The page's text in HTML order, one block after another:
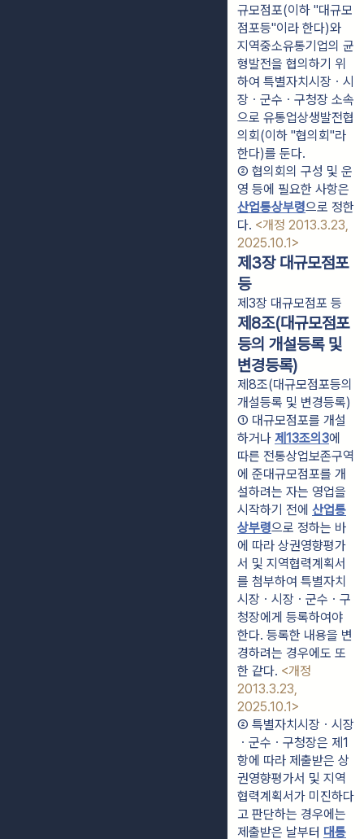
규모점포(이하 "대규모
점포등"이라 한다)와
지역중소유통기업의 균
형발전을 협의하기 위
하여 특별자치시장ㆍ시
장ㆍ군수ㆍ구청장 소속
으로 유통업상생발전협
의회(이하 "협의회"라
한다)를 둔다.
② 협의회의 구성 및 운
산업통상부령으로 정한
다. <개정 2013.3.23,
2025.10.1>
제3장 대규모점포
등
제3장 대규모점포 등
제8조(대규모점포
등의 개설등록 및
변경등록)
제8조(대규모점포등의
개설등록 및 변경등록)
① 대규모점포를 개설
하거나 제13조의3에
따른 전통상업보존구역
에 준대규모점포를 개
설하려는 자는 영업을
시작하기 전에 산업통
상부령으로 정하는 바
에 따라 상권영향평가
서 및 지역협력계획서
를 첨부하여 특별자치
시장ㆍ시장ㆍ군수ㆍ구
청장에게 등록하여야
한다. 등록한 내용을 변
경하려는 경우에도 또
한 같다. <개정
2013.3.23,
2025.10.1>
② 특별자치시장ㆍ시장
ㆍ군수ㆍ구청장은 제1
항에 따라 제출받은 상
권영향평가서 및 지역
협력계획서가 미진하다
고 판단하는 경우에는
제출받은 날부터 대통